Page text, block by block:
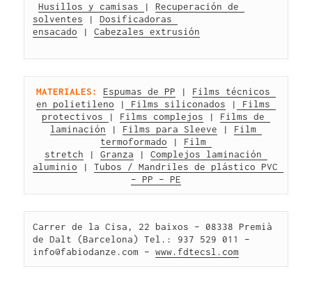
Husillos y camisas | Recuperación de
solventes | Dosificadoras
ensacado | Cabezales extrusión
MATERIALES: Espumas de PP | Films técnicos
en polietileno | Films siliconados |
Films
protectivos
| Films complejos | Films de
laminación | Films para Sleeve | Film
termoformado | Film
stretch | Granza | Complejos laminación
aluminio | Tubos / Mandriles de plástico PVC
– PP – PE
Carrer de la Cisa, 22 baixos – 08338 Premià
de Dalt (Barcelona) Tel.: 937 529 011 –
info@fabiodanze.com – www.fdtecsl.com